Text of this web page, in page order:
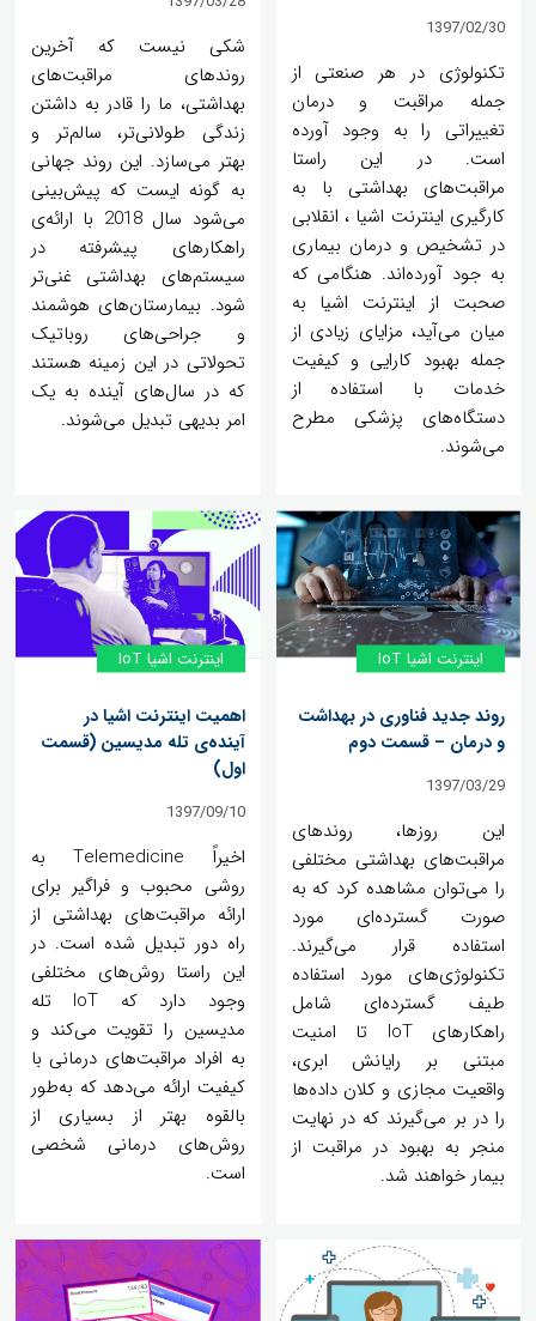
1397/02/30
تکنولوژی در هر صنعتی از
جمله مراقبت و درمان
تغییراتی را به وجود آورده
است. در این راستا
مراقبت‌های بهداشتی با به
کارگیری اینترنت اشیا ، انقلابی
در تشخیص و درمان بیماری
به جود آورده‌اند. هنگامی که
صحبت از اینترنت اشیا به
میان می‌آید، مزایای زیادی از
جمله بهبود کارایی و کیفیت
خدمات با استفاده از
دستگاه‌های پزشکی مطرح
می‌شوند.
شکی نیست که آخرین
روندهای مراقبت‌های
بهداشتی، ما را قادر به داشتن
زندگی طولانی‌تر، سالم‌تر و
بهتر می‌سازد. این روند جهانی
به گونه ایست که پیش‌بینی
می‌شود سال 2018 با ارائه‌ی
راهکارهای پیشرفته در
سیستم‌های بهداشتی غنی‌تر
شود. بیمارستان‌های هوشمند
و جراحی‌های روباتیک
تحولاتی در این زمینه هستند
که در سال‌های آینده به یک
امر بدیهی تبدیل می‌شوند.
اینترنت اشیا IoT
روند جدید فناوری در بهداشت
و درمان – قسمت دوم
1397/03/29
این روزها، روندهای
مراقبت‌های بهداشتی مختلفی
را می‌توان مشاهده کرد که به
صورت گسترده‌ای مورد
استفاده قرار می‌گیرند.
تکنولوژی‌های مورد استفاده
طیف گسترده‌ای شامل
راهکارهای IoT تا امنیت
مبتنی بر رایانش ابری،
واقعیت مجازی و کلان داده‌ها
را در بر می‌گیرند که در نهایت
منجر به بهبود در مراقبت از
بیمار خواهند شد.
اینترنت اشیا IoT
اهمیت اینترنت اشیا در
آینده‌ی تله مدیسین (قسمت
اول)
1397/09/10
اخیراً Telemedicine به
روشی محبوب و فراگیر برای
ارائه مراقبت‌های بهداشتی از
راه دور تبدیل شده است. در
این راستا روش‌های مختلفی
وجود دارد که IoT تله
مدیسین را تقویت می‌کند و
به افراد مراقبت‌های درمانی با
کیفیت ارائه می‌دهد که به‌طور
بالقوه بهتر از بسیاری از
روش‌های درمانی شخصی
است.